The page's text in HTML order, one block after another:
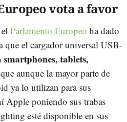
vota a favor
Parlamento Europeo ha dado
que el cargador universal USB-
smartphones, tablets,
aunque la mayor parte de
ya lo utilizan para sus
Apple poniendo sus trabas
esté disponible en sus